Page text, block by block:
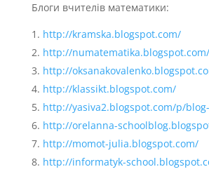
Блоги вчителів математики:
http://kramska.blogspot.com/
http://numatematika.blogspot.com/
http://
http://klassikt.blogspot.com/
http://yasiva2.blogspot.com/p/
http://orelanna-
http://momot-julia.blogspot.com/
http://informatyk-